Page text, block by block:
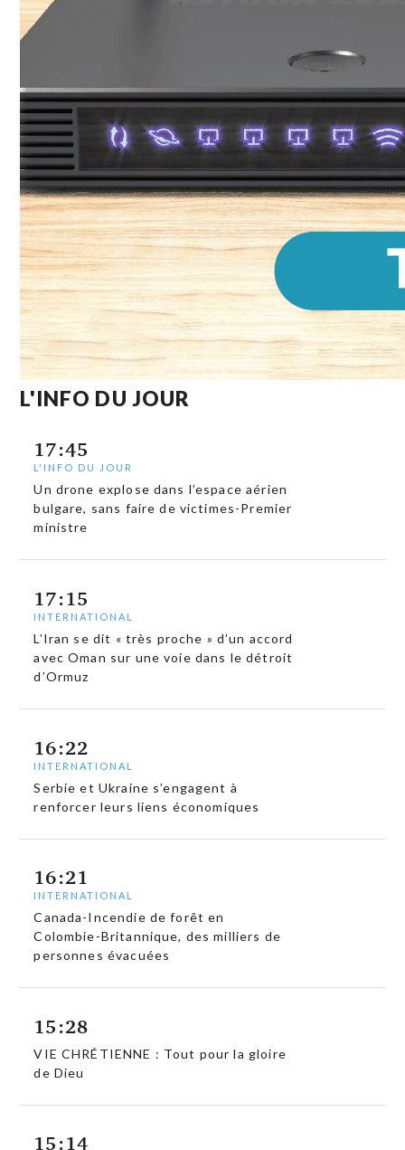
L'INFO DU JOUR
17:45
L'INFO DU JOUR
Un drone explose dans l’espace aérien
bulgare, sans faire de victimes-Premier
ministre
17:15
INTERNATIONAL
L’Iran se dit « très proche » d’un accord
avec Oman sur une voie dans le détroit
d’Ormuz
16:22
INTERNATIONAL
Serbie et Ukraine s’engagent à
renforcer leurs liens économiques
16:21
INTERNATIONAL
Canada-Incendie de forêt en
Colombie-Britannique, des milliers de
personnes évacuées
15:28
VIE CHRÉTIENNE : Tout pour la gloire
de Dieu
15:14